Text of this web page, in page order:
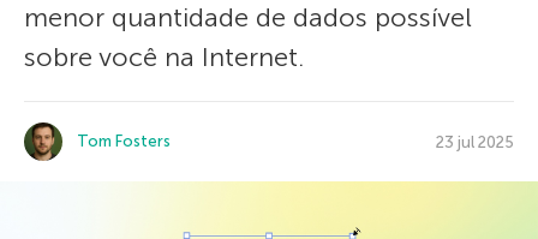
menor quantidade de dados possível
sobre você na Internet.
Tom Fosters 23 jul 2025